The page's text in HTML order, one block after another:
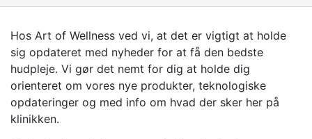
Hos Art of Wellness ved vi, at det er vigtigt at holde
sig opdateret med nyheder for at få den bedste
hudpleje. Vi gør det nemt for dig at holde dig
orienteret om vores nye produkter, teknologiske
opdateringer og med info om hvad der sker her på
klinikken.